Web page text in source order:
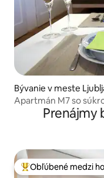
Bývanie v meste
Apartmán M7 so
zdarma!Prenájmy
Najobľúbenejšie
Obľúbené medzi